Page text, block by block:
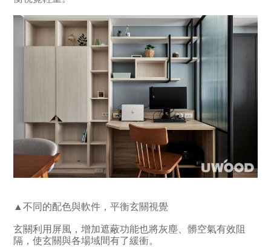
▲不同的配色與軟件，平衡玄關視覺
玄關利用屏風，增加遮蔽功能也將灰塵、髒空氣有效阻
隔，使玄關與各場域間有了緩衝。